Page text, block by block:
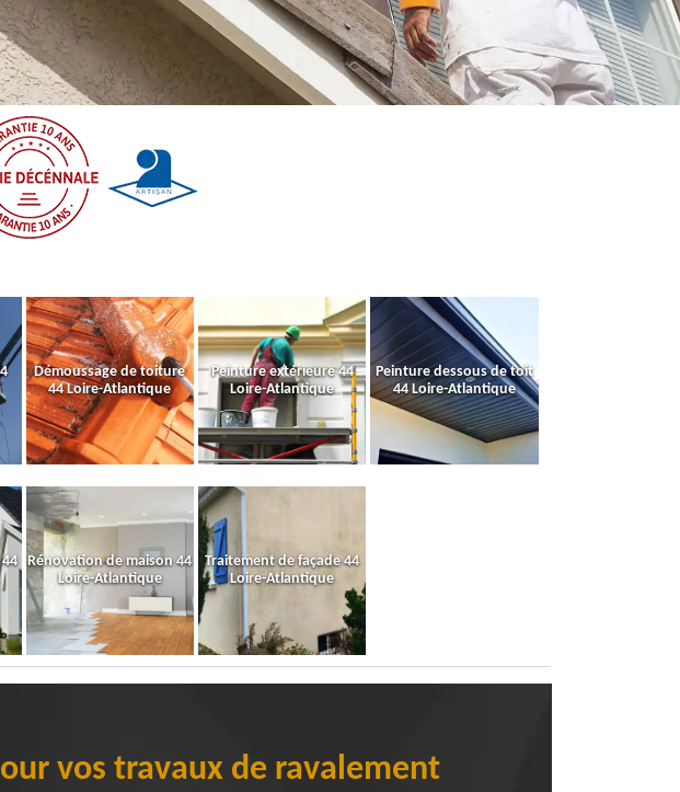
Démoussage de toiture
44 Loire-Atlantique
Peinture extérieure 44
Loire-Atlantique
Peinture dessous de toit
44 Loire-Atlantique
Rénovation de maison 44
Loire-Atlantique
Traitement de façade 44
Loire-Atlantique
vos travaux de ravalement